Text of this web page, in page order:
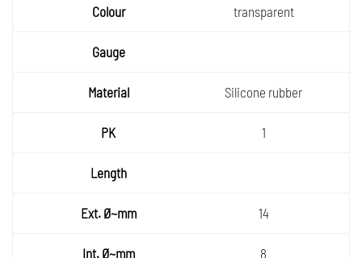
transparent
Silicone rubber
1
14
8